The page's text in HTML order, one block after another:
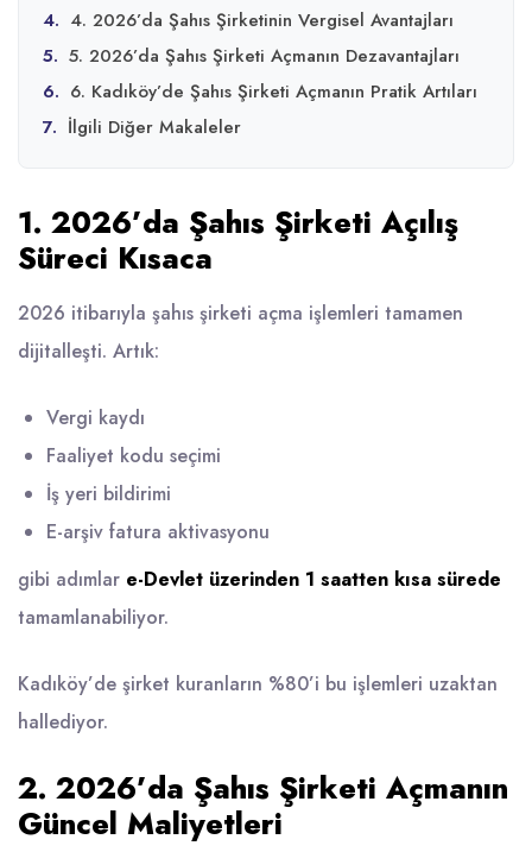
4. 4. 2026’da Şahıs Şirketinin Vergisel Avantajları
5. 5. 2026’da Şahıs Şirketi Açmanın Dezavantajları
6. 6. Kadıköy’de Şahıs Şirketi Açmanın Pratik Artıları
7. İlgili Diğer Makaleler
1. 2026’da Şahıs Şirketi Açılış
Süreci Kısaca
2026 itibarıyla şahıs şirketi açma işlemleri tamamen
dijitalleşti. Artık:
Vergi kaydı
Faaliyet kodu seçimi
İş yeri bildirimi
E-arşiv fatura aktivasyonu
gibi adımlar e-Devlet üzerinden 1 saatten kısa sürede
tamamlanabiliyor.
Kadıköy’de şirket kuranların %80’i bu işlemleri uzaktan
hallediyor.
2. 2026’da Şahıs Şirketi Açmanın
Güncel Maliyetleri